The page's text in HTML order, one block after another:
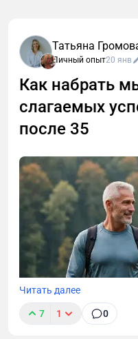
Татьяна
Личный опыт20 янв
Как набрать
слагаемых
после 35
Читать далее
7 1 0